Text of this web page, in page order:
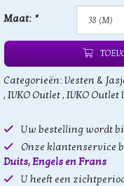
Maat: *
Categorieën: Vesten &
, IVKO Outlet, IVKO Outlet
Uw bestelling wordt
Onze klantenservice
Duits, Engels en Frans
U heeft een